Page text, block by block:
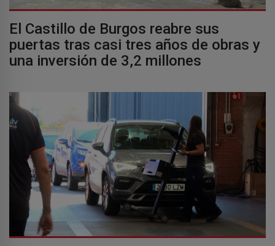
El Castillo de Burgos reabre sus
puertas tras casi tres años de obras y
una inversión de 3,2 millones